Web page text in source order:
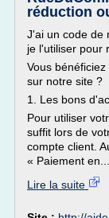
réduction
J'ai un code de
je l'utiliser pour
Vous
sur notre site ?
1. Les bons
Pour utiliser
suffit lors de
compte client.
« Paiement en...
Lire la suite